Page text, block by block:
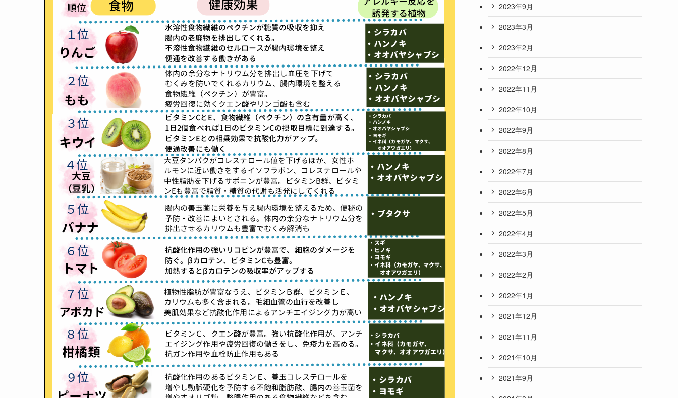
2023年9月
2023年3月
2023年2月
2022年12月
2022年11月
2022年10月
2022年9月
2022年8月
2022年7月
2022年6月
2022年5月
2022年4月
2022年3月
2022年2月
2022年1月
2021年12月
2021年11月
2021年10月
2021年9月